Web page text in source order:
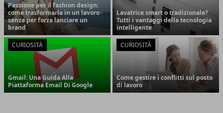
Passione per il fashion design:
come trasformarla in un lavoro
senza per forza lanciare un
brand
Lavatrice smart o tradizionale?
Tutti i vantaggi della tecnologia
intelligente
CURIOSITÀ
Gmail: Una Guida Alla
Piattaforma Email Di Google
CURIOSITÀ
Come gestire i conflitti sul posto
di lavoro